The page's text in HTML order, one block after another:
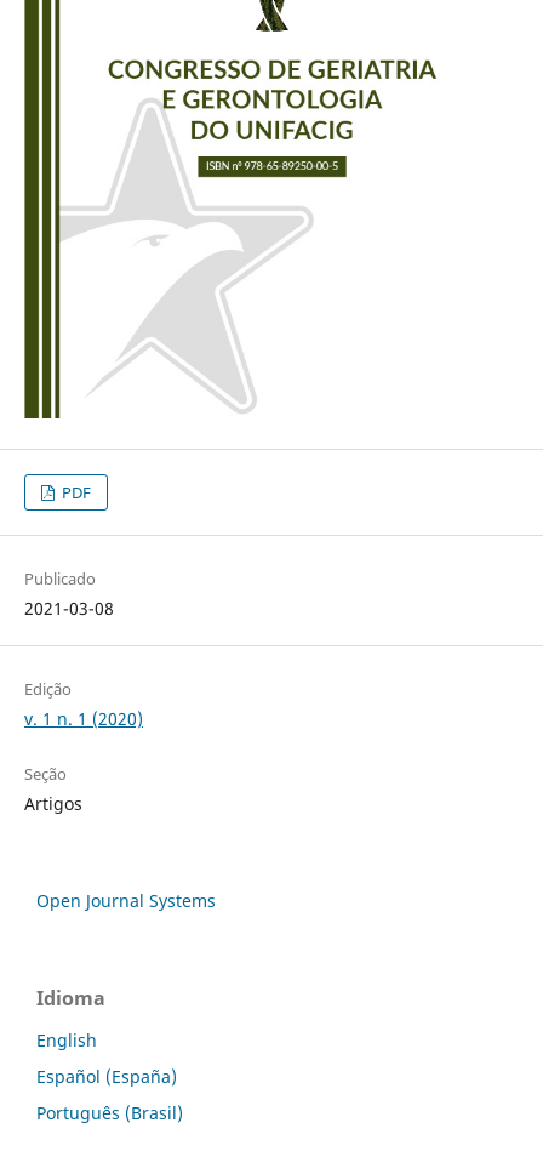
PDF
Publicado
2021-03-08
Edição
v. 1 n. 1 (2020)
Seção
Artigos
Open Journal Systems
Idioma
English
Español (España)
Português (Brasil)